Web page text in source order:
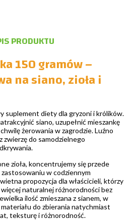
PRODUKTU
150 gramów –
na siano, zioła i
suplement diety dla gryzoni i królików.
siano, uzupełnić mieszankę
żerowania w zagrodzie. Luźno
zwierzę do samodzielnego
zioła, koncentrujemy się przede
w codziennym
propozycja dla właścicieli, którzy
naturalnej różnorodności bez
ilość zmieszana z sianem, w
do zbierania natychmiast
teksturę i różnorodność.